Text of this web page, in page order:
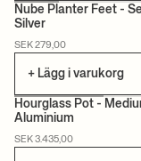
Nube Planter Feet -
Silver
SEK 279,00
+ Lägg i varukorg
Hourglass Pot -
Aluminium
SEK 3.435,00